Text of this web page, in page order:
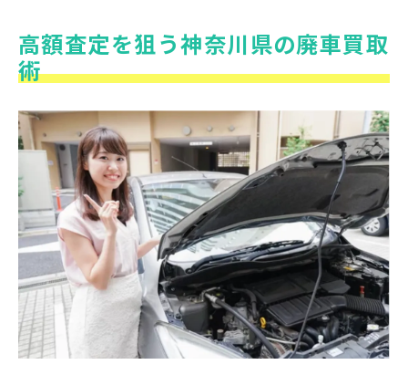
高額査定を狙う神奈川県の廃車買取
術